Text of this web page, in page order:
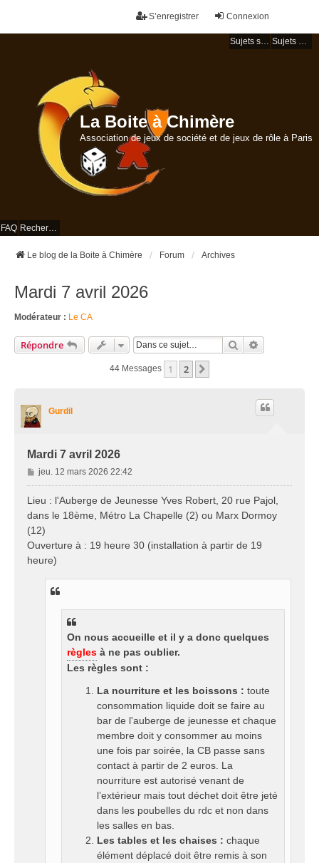
Connexion
S’enregistrer
Sujets sans réponse Sujets actifs
La Boite à Chimère
Association de jeux de société et de jeux de rôle à Paris
FAQ Rechercher
Le blog de la Boite à Chimère Forum Archives
Mardi 7 avril 2026
Modérateur : Le CA
Répondre Rechercher
44 Messages 1 2
Gurdil
Mardi 7 avril 2026
M
e
a
g
e
jeu. 12 mars 2026 22:42
Lieu : l'Auberge de Jeunesse Yves Robert, 20 rue Pajol,
dans le 18ème, Métro La Chapelle (2) ou Marx Dormoy
(12)
Ouverture à : 19 heure 30 (installation à partir de 19
heure)
On nous accueille et il y a donc quelques
règles à ne pas oublier.
Les règles sont :
La nourriture et les boissons : toute
consommation liquide doit se faire au
bar de l'auberge de jeunesse et chaque
membre doit y consommer au moins
une fois par soirée, la CB passe sans
contact à partir de 2 euros. La
nourriture est autorisé venant de
l’extérieur mais tout déchet doit être jeté
dans les poubelles du rdc et non dans
les salles en bas.
Les tables et les chaises : chaque
élément déplacé doit être remis à son